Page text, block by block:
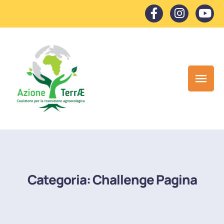
Categoria:Challenge Pagina